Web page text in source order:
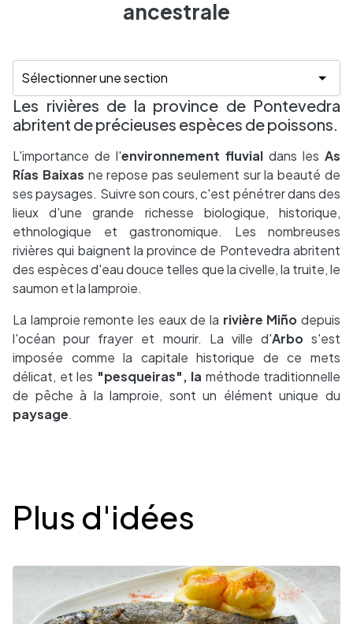
ancestrale
Les rivières de la province de Pontevedra
abritent de précieuses espèces de poissons.
L'importance de l'environnement fluvial dans les As
Rías Baixas ne repose pas seulement sur la beauté de
ses paysages. Suivre son cours, c'est pénétrer dans des
lieux d'une grande richesse biologique, historique,
ethnologique et gastronomique. Les nombreuses
rivières qui baignent la province de Pontevedra abritent
des espèces d'eau douce telles que la civelle, la truite, le
saumon et la lamproie.
La lamproie remonte les eaux de la rivière Miño depuis
l'océan pour frayer et mourir. La ville d'Arbos'est
imposée comme la capitale historique de ce mets
délicat, et les "pesqueiras", la méthode traditionnelle
de pêche à la lamproie, sont un élément unique du
paysage.
Plus d'idées